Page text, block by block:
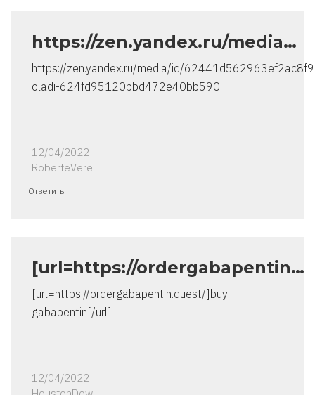
https://zen.yandex.ru/media…
https://zen.yandex.ru/media/id/
oladi-624fd95120bbd472e40bb590
12/04/2022
RoberteVere
Ответить
[url=https://ordergabapentin…
[url=https://ordergabapentin.quest/]buy
gabapentin[/url]
12/04/2022